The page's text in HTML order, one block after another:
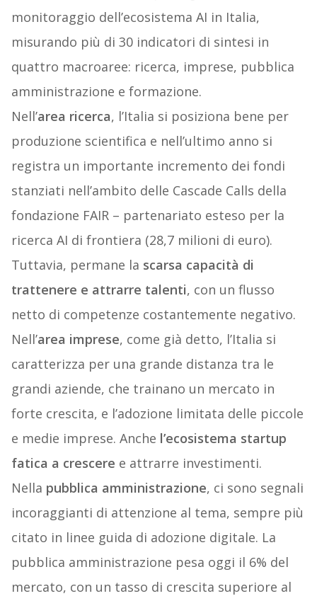
monitoraggio dell’ecosistema AI in Italia,
misurando più di 30 indicatori di sintesi in
quattro macroaree: ricerca, imprese, pubblica
amministrazione e formazione.
Nell’area ricerca, l’Italia si posiziona bene per
produzione scientifica e nell’ultimo anno si
registra un importante incremento dei fondi
stanziati nell’ambito delle Cascade Calls della
fondazione FAIR – partenariato esteso per la
ricerca AI di frontiera (28,7 milioni di euro).
Tuttavia, permane la scarsa capacità di
trattenere e attrarre talenti, con un flusso
netto di competenze costantemente negativo.
Nell’area imprese, come già detto, l’Italia si
caratterizza per una grande distanza tra le
grandi aziende, che trainano un mercato in
forte crescita, e l’adozione limitata delle piccole
e medie imprese. Anche l’ecosistema startup
fatica a crescere e attrarre investimenti.
Nella pubblica amministrazione, ci sono segnali
incoraggianti di attenzione al tema, sempre più
citato in linee guida di adozione digitale. La
pubblica amministrazione pesa oggi il 6% del
mercato, con un tasso di crescita superiore al